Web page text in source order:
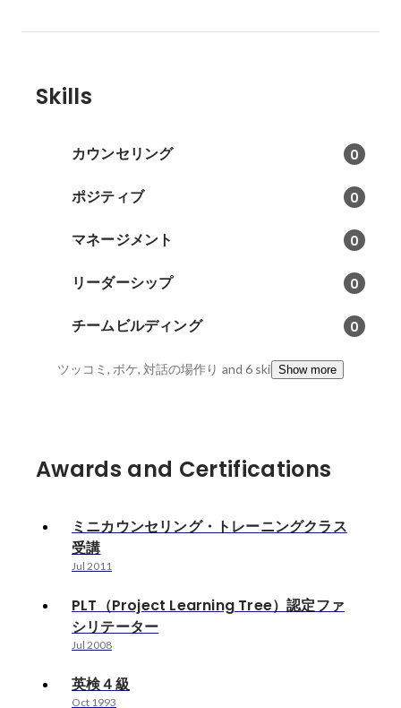
Skills
カウンセリング 0
ポジティブ 0
マネージメント 0
リーダーシップ 0
チームビルディング 0
ツッコミ, ボケ, 対話の場作り and 6 skillsShow more
Awards and Certifications
ミニカウンセリング・トレーニングクラス
受講
Jul 2011
PLT（Project Learning Tree）認定ファ
シリテーター
Jul 2008
英検４級
Oct 1993